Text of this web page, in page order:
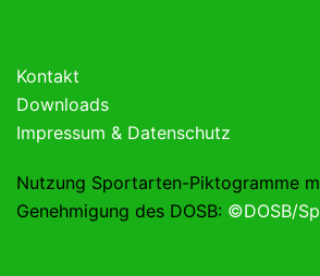
Kontakt
Downloads
Impressum & Datenschutz
Nutzung Sportarten-Piktogramme
Genehmigung des DOSB: ©DOSB/